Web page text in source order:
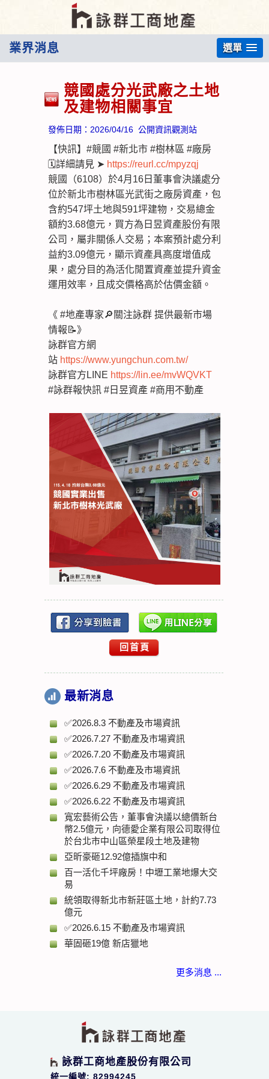
業界消息 選單
競國處分光武廠之土地
及建物相關事宜
發佈日期： 2026/04/16 公開資訊觀測站
【快訊】#競國 #新北市 #樹林區 #廠房
🗓️詳細請見 ➤ https://reurl.cc/mpyzqj
競國（6108）於4月16日董事會決議處分
位於新北市樹林區光武街之廠房資產，包
含約547坪土地與591坪建物，交易總金
額約3.68億元，買方為日昱資產股份有限
公司，屬非關係人交易；本案預計處分利
益約3.09億元，顯示資產具高度增值成
果，處分目的為活化閒置資產並提升資金
運用效率，且成交價格高於估價金額。
《 #地產專家🔎關注詠群 提供最新市場
情報📝》
詠群官方網
站 https://www.yungchun.com.tw/
詠群官方LINE https://lin.ee/mvWQVKT
#詠群報快訊 #日昱資產 #商用不動產
回首頁
最新消息
✅2026.8.3 不動產及市場資訊
✅2026.7.27 不動產及市場資訊
✅2026.7.20 不動產及市場資訊
✅2026.7.6 不動產及市場資訊
✅2026.6.29 不動產及市場資訊
✅2026.6.22 不動產及市場資訊
寬宏藝術公告，董事會決議以總價新台
幣2.5億元，向德愛企業有限公司取得位
於台北市中山區榮星段土地及建物
亞昕豪砸12.92億插旗中和
百一活化千坪廠房！中壢工業地爆大交
易
統領取得新北市新莊區土地，計約7.73
億元
✅2026.6.15 不動產及市場資訊
華固砸19億 新店獵地
更多消息 ...
詠群工商地產股份有限公司
統一編號: 82994245